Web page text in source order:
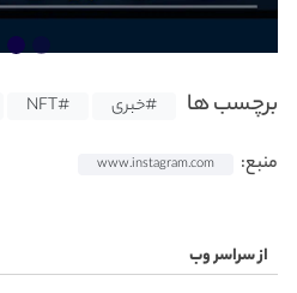
برچسب ها #خبری #NFT
منبع: www.instagram.com
از سراسر وب